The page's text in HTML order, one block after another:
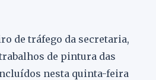
de tráfego da secretaria,
de pintura das
nesta quinta-feira